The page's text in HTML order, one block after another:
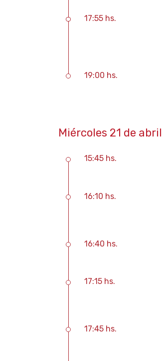
17:55 hs.
19:00 hs.
Miércoles 21 de abril
15:45 hs.
16:10 hs.
16:40 hs.
17:15 hs.
17:45 hs.